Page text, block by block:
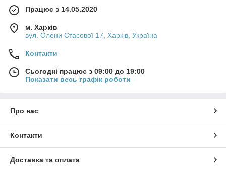
Працює з 14.05.2020
м. Харків
вул. Олени Стасової 17, Харків, Україна
Контакти
Сьогодні працює з 09:00 до 19:00
Показати весь графік роботи
Про нас
Контакти
Доставка та оплата